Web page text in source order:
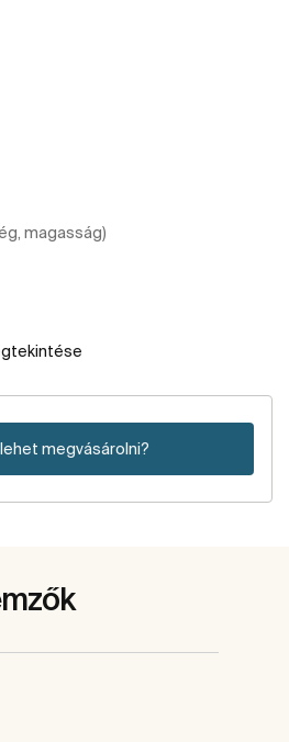
magasság)
lehet megvásárolni?